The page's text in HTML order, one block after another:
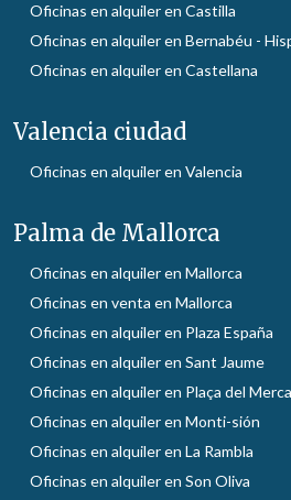
Oficinas en alquiler en Castilla
Oficinas en alquiler en Bernabéu -
Oficinas en alquiler en Castellana
Valencia ciudad
Oficinas en alquiler en Valencia
Palma de Mallorca
Oficinas en alquiler en Mallorca
Oficinas en venta en Mallorca
Oficinas en alquiler en Plaza España
Oficinas en alquiler en Sant Jaume
Oficinas en alquiler en Plaça del
Oficinas en alquiler en Monti-sión
Oficinas en alquiler en La Rambla
Oficinas en alquiler en Son Oliva